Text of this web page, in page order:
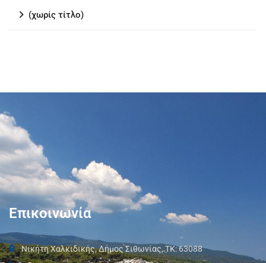
(χωρίς τίτλο)
Επικοινωνία
Νικήτη Χαλκιδικής, Δήμος Σιθωνίας, ΤΚ: 63088